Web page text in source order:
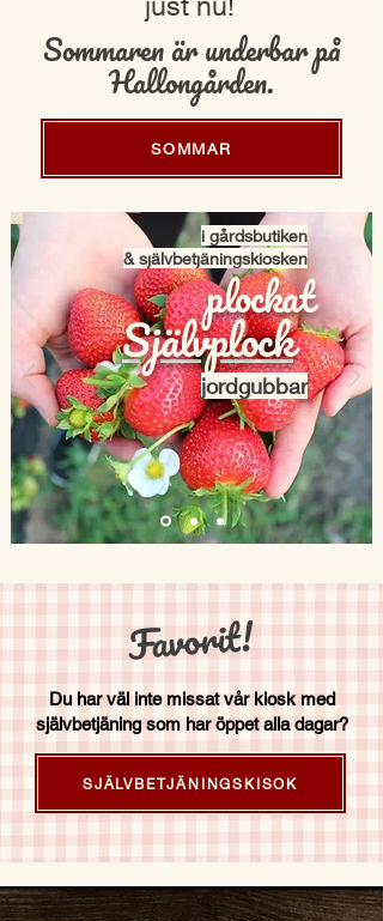
Sommaren är underbar på
Hallongården.
SOMMAR
i gårdsbutiken
& självbetjäningskiosken
plockat
Självplock
jordgubbar
Favorit!
Du har väl inte missat vår kiosk med
självbetjäning som har öppet alla dagar?
SJÄLVBETJÄNINGSKISOK